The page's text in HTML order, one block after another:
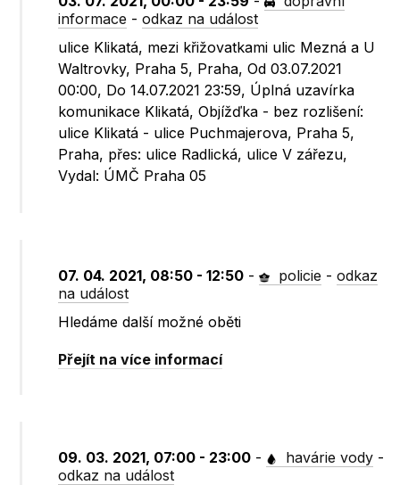
informace -odkaz na událost
ulice Klikatá, mezi křižovatkami ulic Mezná a U
Waltrovky, Praha 5, Praha, Od 03.07.2021
00:00, Do 14.07.2021 23:59, Úplná uzavírka
komunikace Klikatá, Objížďka - bez rozlišení:
ulice Klikatá - ulice Puchmajerova, Praha 5,
Praha, přes: ulice Radlická, ulice V zářezu,
Vydal: ÚMČ Praha 05
07. 04. 2021, 08:50 - 12:50 - policie -odkaz
na událost
Hledáme další možné oběti
Přejít na více informací
09. 03. 2021, 07:00 - 23:00 - havárie vody -
odkaz na událost